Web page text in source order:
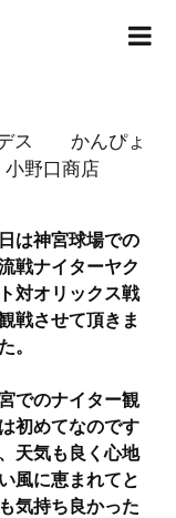
デス かんぴょ
野口商店
は神宮球場での
戦ナイターヤク
対オリックス戦
戦させて頂きま
。
でのナイター観
初めてなのです
天気も良く心地
風に恵まれてと
気持ち良かった